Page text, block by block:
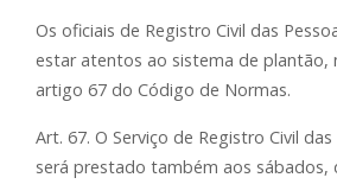
Os oficiais de Registro Civil das
estar atentos ao sistema de plantão,
artigo 67 do Código de Normas.
Art. 67. O Serviço de Registro Civil
será prestado também aos sábados,